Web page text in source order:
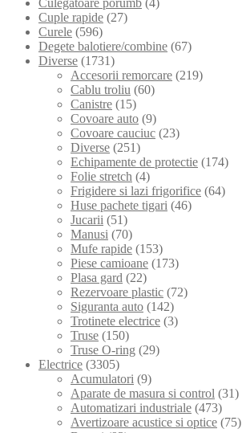
Culegatoare porumb (4)
Cuple rapide (27)
Curele (596)
Degete balotiere/combine (67)
Diverse (1731)
Accesorii remorcare (219)
Cablu troliu (60)
Canistre (15)
Covoare auto (9)
Covoare cauciuc (23)
Diverse (251)
Echipamente de protectie (174)
Folie stretch (4)
Frigidere si lazi frigorifice (64)
Huse pachete tigari (46)
Jucarii (51)
Manusi (70)
Mufe rapide (153)
Piese camioane (173)
Plasa gard (22)
Rezervoare plastic (72)
Siguranta auto (142)
Trotinete electrice (3)
Truse (150)
Truse O-ring (29)
Electrice (3305)
Acumulatori (9)
Aparate de masura si control (31)
Automatizari industriale (473)
Avertizoare acustice si optice (75)